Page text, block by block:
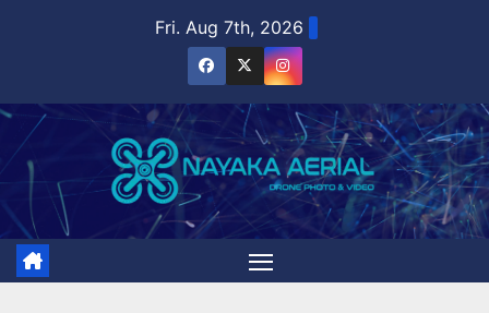
Fri. Aug 7th, 2026